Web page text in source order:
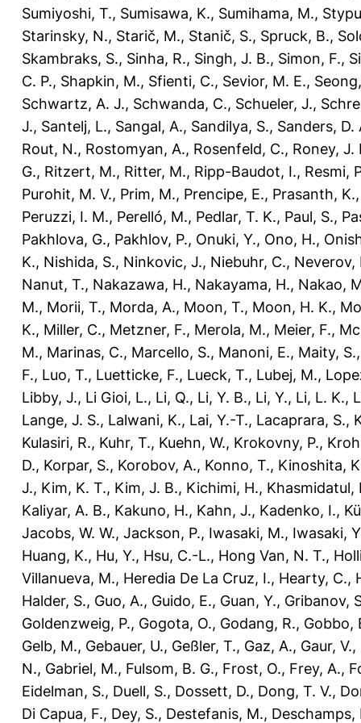
Sumiyoshi, T., Sumisawa, K., Sumihama, M.,
Starinsky, N., Starič, M., Stanič, S., Spruck, B.,
Skambraks, S., Sinha, R., Singh, J. B., Simon, F.,
C. P., Shapkin, M., Sfienti, C., Sevior, M. E.,
Schwartz, A. J., Schwanda, C., Schueler, J.,
J., Santelj, L., Sangal, A., Sandilya, S., Sanders, D.
Rout, N., Rostomyan, A., Rosenfeld, C., Roney, J.
G., Ritzert, M., Ritter, M., Ripp-Baudot, I., Resmi,
Purohit, M. V., Prim, M., Prencipe, E., Prasanth, K.
Peruzzi, I. M., Perelló, M., Pedlar, T. K., Paul, S.,
Pakhlova, G., Pakhlov, P., Onuki, Y., Ono, H.,
K., Nishida, S., Ninkovic, J., Niebuhr, C., Neverov,
Nanut, T., Nakazawa, H., Nakayama, H., Nakao,
M., Morii, T., Morda, A., Moon, T., Moon, H. K.,
K., Miller, C., Metzner, F., Merola, M., Meier, F.,
M., Marinas, C., Marcello, S., Manoni, E., Maity, S.
F., Luo, T., Luetticke, F., Lueck, T., Lubej, M.,
Libby, J., Li Gioi, L., Li, Q., Li, Y. B., Li, Y., Li, L. K.,
Lange, J. S., Lalwani, K., Lai, Y.-T., Lacaprara, S.,
Kulasiri, R., Kuhr, T., Kuehn, W., Krokovny, P.,
D., Korpar, S., Korobov, A., Konno, T., Kinoshita,
J., Kim, K. T., Kim, J. B., Kichimi, H., Khasmidatul,
Kaliyar, A. B., Kakuno, H., Kahn, J., Kadenko, I.,
Jacobs, W. W., Jackson, P., Iwasaki, M., Iwasaki,
Huang, K., Hu, Y., Hsu, C.-L., Hong Van, N. T.,
Villanueva, M., Heredia De La Cruz, I., Hearty, C.,
Halder, S., Guo, A., Guido, E., Guan, Y., Gribanov,
Goldenzweig, P., Gogota, O., Godang, R., Gobbo,
Gelb, M., Gebauer, U., Geßler, T., Gaz, A., Gaur, V.,
N., Gabriel, M., Fulsom, B. G., Frost, O., Frey, A.,
Eidelman, S., Duell, S., Dossett, D., Dong, T. V.,
Di Capua, F., Dey, S., Destefanis, M., Deschamps,